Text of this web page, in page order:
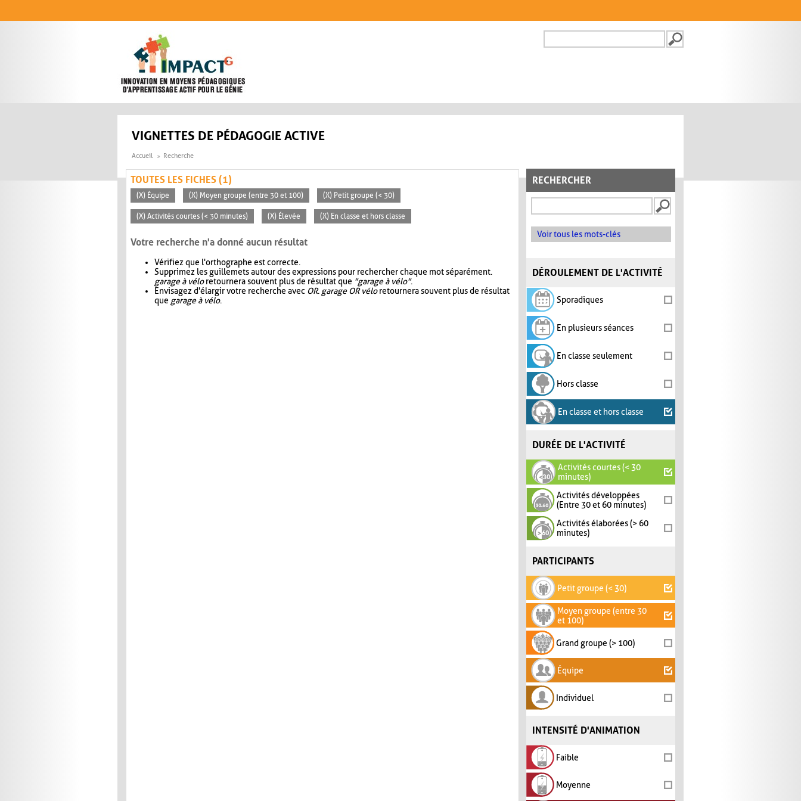
FORMULAIRE DE
VIGNETTES DE PÉDAGOGIE ACTIVE
Accueil Recherche
RECHERCHER
Voir tous les mots-clés
DÉROULEMENT DE L'ACTIVITÉ
Sporadiques
En plusieurs séances
En classe seulement
Hors classe
En classe et hors classe
DURÉE DE L'ACTIVITÉ
Activités courtes (< 30
minutes)
Activités développées
(Entre 30 et 60 minutes)
Activités élaborées (> 60
minutes)
PARTICIPANTS
Petit groupe (< 30)
Moyen groupe (entre 30
et 100)
Grand groupe (> 100)
Équipe
Individuel
INTENSITÉ D'ANIMATION
Faible
Moyenne
TOUTES LES FICHES (1)
(X) Équipe (X) Moyen groupe (entre 30 et 100) (X) Petit groupe (< 30)
(X) Activités courtes (< 30 minutes) (X) Élevée (X) En classe et hors classe
Votre recherche n'a donné aucun résultat
Vérifiez que l'orthographe est correcte.
Supprimez les guillemets autour des expressions pour rechercher chaque mot séparément.
garage à véloretournera souvent plus de résultat que "garage à vélo".
Envisagez d'élargir votre recherche avec OR. garage OR véloretournera souvent plus de résultat
que garage à vélo.